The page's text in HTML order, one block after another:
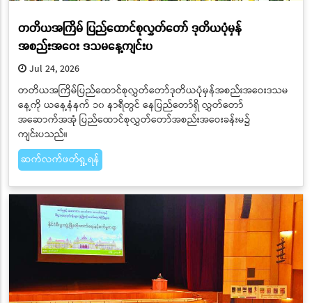
တတိယအကြိမ် ပြည်ထောင်စုလွှတ်တော် ဒုတိယပုံမှန်
အစည်းအဝေး ဒသမနေ့ကျင်းပ
Jul 24, 2026
တတိယအကြိမ်ပြည်ထောင်စုလွှတ်တော်ဒုတိယပုံမှန်အစည်းအဝေးဒသမ
နေ့ကို ယနေ့နံနက် ၁၀ နာရီတွင် နေပြည်တော်ရှိ လွှတ်တော်
အဆောက်အအုံ ပြည်ထောင်စုလွှတ်တော်အစည်းအဝေးခန်းမ၌
ကျင်းပသည်။
ဆက်လက်ဖတ်ရှု့ရန်